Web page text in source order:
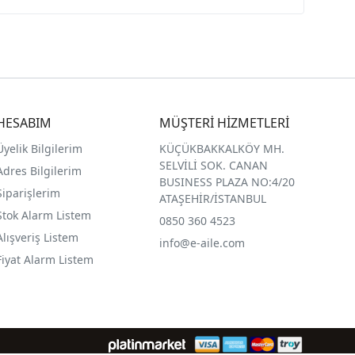
Bilgilerim
Bilgilerim
Alarm Listem
Listem
Alarm Listem
MÜŞTERİ HİZMETLERİ
KÜÇÜKBAKKALKÖY MH.
SELVİLİ SOK. CANAN
BUSINESS PLAZA NO:4/20
ATAŞEHİR/İSTANBUL
0850 360 4523
info@e-aile.com